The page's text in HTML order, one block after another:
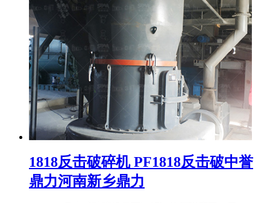
1818反击破碎机 PF1818反击破中誉
鼎力河南新乡鼎力